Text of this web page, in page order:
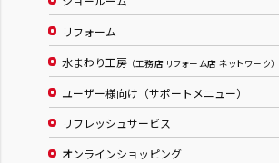
リフォーム
水まわり工房 （工務店 リフォーム店 ネットワーク）
ユーザー様向け（サポートメニュー）
リフレッシュサービス
オンラインショッピング